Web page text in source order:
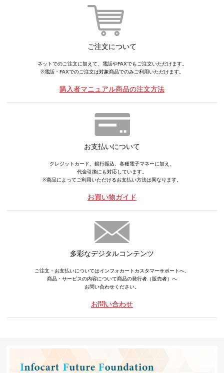
ご注文について
ネットでのご注文に加えて、電話やFAXでもご注文いただけます。
※電話・FAXでのご注文は対象商品でのみご利用いただけます。
購入者マニュアル商品の注文方法
お支払いについて
クレジットカード、銀行振込、各種電子マネーに加え、
代金引換にも対応しています。
※商品によってご利用いただけるお支払い方法は異なります。
お買い物ガイド
多彩なデジタルコンテンツ
ご注文・お支払いについてはインフォカートカスタマーサポートへ、
商品・サービスの内容について商品の発行者（販売者）へ
お問い合わせください。
お問い合わせ